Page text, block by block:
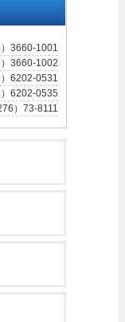
3660-1001
3660-1002
6202-0531
6202-0535
）73-8111